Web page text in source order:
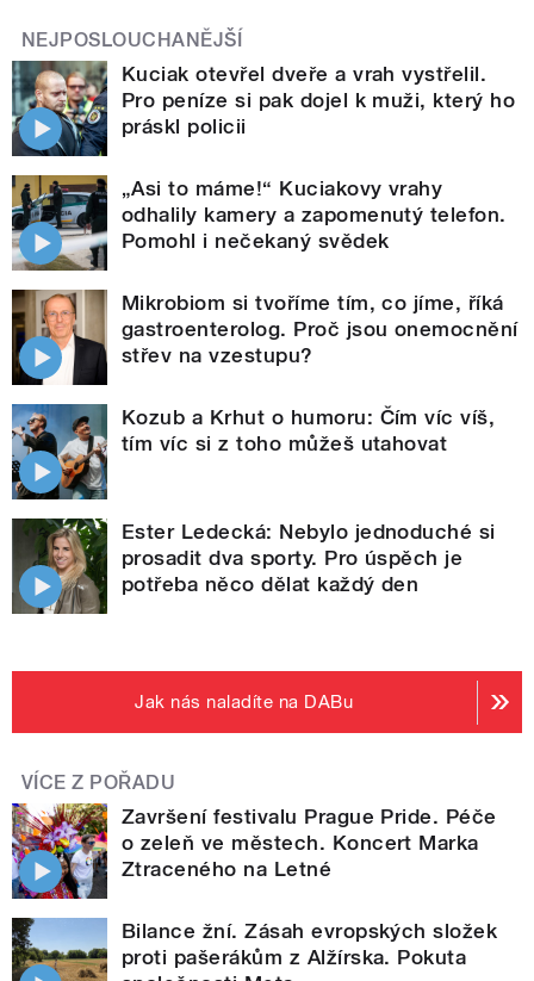
NEJPOSLOUCHANĚJŠÍ
Kuciak otevřel dveře a vrah vystřelil.
Pro peníze si pak dojel k muži, který ho
práskl policii
„Asi to máme!“ Kuciakovy vrahy
odhalily kamery a zapomenutý telefon.
Pomohl i nečekaný svědek
Mikrobiom si tvoříme tím, co jíme, říká
gastroenterolog. Proč jsou onemocnění
střev na vzestupu?
Kozub a Krhut o humoru: Čím víc víš,
tím víc si z toho můžeš utahovat
Ester Ledecká: Nebylo jednoduché si
prosadit dva sporty. Pro úspěch je
potřeba něco dělat každý den
Jak nás naladíte na DABu
VÍCE Z POŘADU
Završení festivalu Prague Pride. Péče
o zeleň ve městech. Koncert Marka
Ztraceného na Letné
Bilance žní. Zásah evropských složek
proti pašerákům z Alžírska. Pokuta